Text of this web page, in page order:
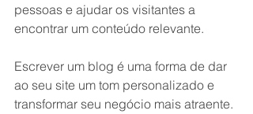
pessoas e ajudar os visitantes a
encontrar um conteúdo relevante.
Escrever um blog é uma forma de dar
ao seu site um tom personalizado e
transformar seu negócio mais atraente.